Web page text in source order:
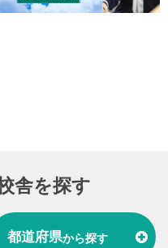
舎を探す
都道府県から探す